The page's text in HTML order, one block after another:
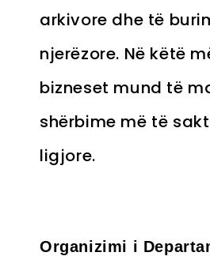
arkivore dhe të
njerëzore. Në këtë
bizneset mund të
shërbime më të
ligjore.
Organizimi i